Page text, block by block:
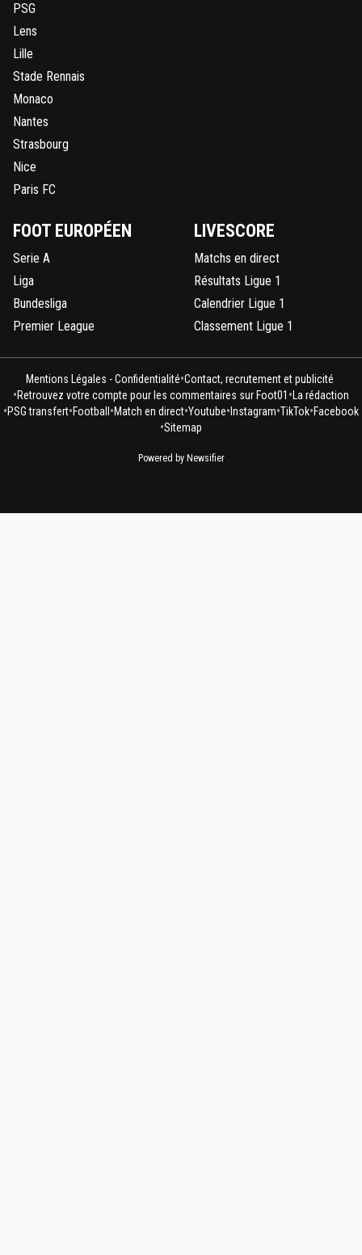
PSG
Lens
Lille
Stade Rennais
Monaco
Nantes
Strasbourg
Nice
Paris FC
FOOT EUROPÉEN
Serie A
Liga
Bundesliga
Premier League
LIVESCORE
Matchs en direct
Résultats Ligue 1
Calendrier Ligue 1
Classement Ligue 1
Mentions Légales - Confidentialité•Contact, recrutement et publicité
•Retrouvez votre compte pour les commentaires sur Foot01 • La rédaction
•PSG transfert•Football •Match en direct•Youtube• Instagram•TikTok•Facebook
•Sitemap
Powered by Newsifier